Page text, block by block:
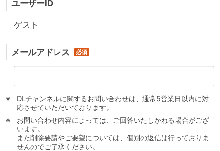
ユーザーID
ゲスト
メールアドレス
DLチャンネルに関するお問い合わせは、通常5営業日以内に対
応させていただいております。
お問い合わせ内容によっては、ご回答いたしかねる場合がござ
います。
また削除要請やご要望については、個別の返信は行っておりま
せんのでご了承ください。